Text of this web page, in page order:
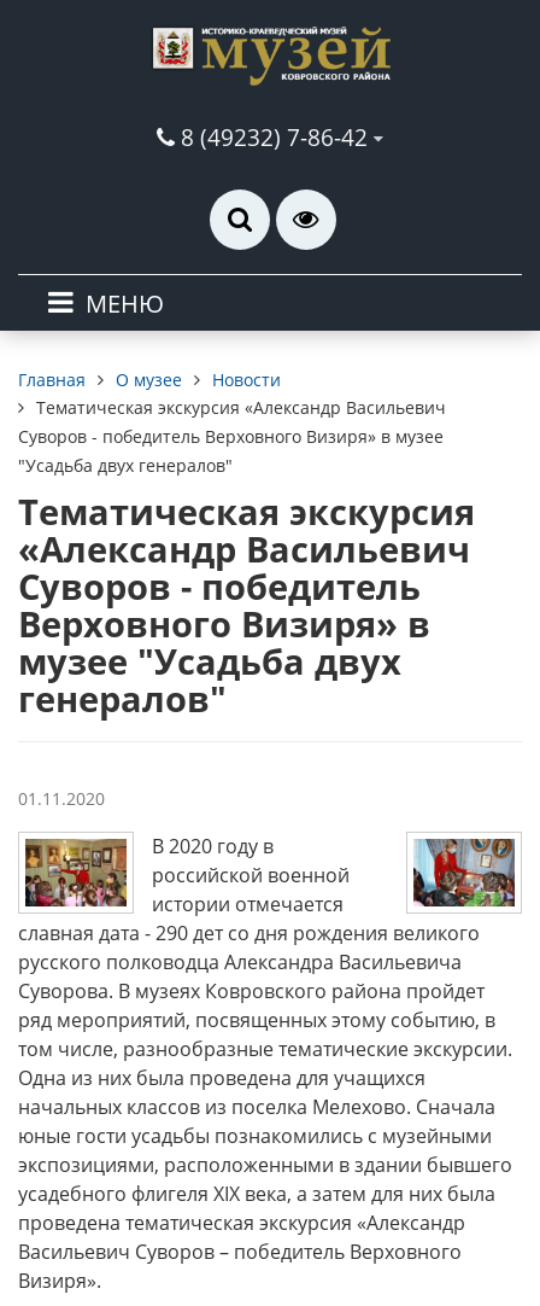
8 (49232) 7-86-42
МЕНЮ
Главная О музее
Новости
Тематическая экскурсия «Александр Васильевич
Суворов - победитель Верховного Визиря» в музее
"Усадьба двух генералов"
Тематическая экскурсия
«Александр Васильевич
Суворов - победитель
Верховного Визиря» в
музее "Усадьба двух
генералов"
01.11.2020
В 2020 году в
российской военной
истории отмечается
славная дата - 290 дет со дня рождения великого
русского полководца Александра Васильевича
Суворова. В музеях Ковровского района пройдет
ряд мероприятий, посвященных этому событию, в
том числе, разнообразные тематические экскурсии.
Одна из них была проведена для учащихся
начальных классов из поселка Мелехово. Сначала
юные гости усадьбы познакомились с музейными
экспозициями, расположенными в здании бывшего
усадебного флигеля XIX века, а затем для них была
проведена тематическая экскурсия «Александр
Васильевич Суворов – победитель Верховного
Визиря».